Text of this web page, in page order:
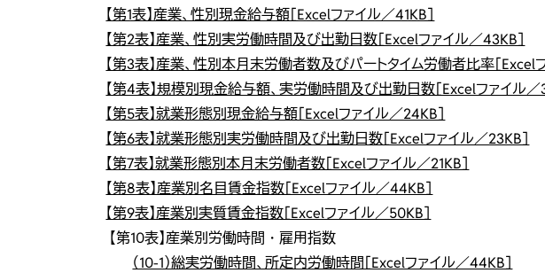
【第1表】産業、性別現金給与額［Excelファイル／41KB］
【第2表】産業、性別実労働時間及び出勤日数［Excelファイル／43KB］
【第3表】産業、性別本月末労働者数及びパートタイム労働者比率［Excel
【第4表】規模別現金給与額、実労働時間及び出勤日数［Excelファイル／
【第5表】就業形態別現金給与額［Excelファイル／24KB］
【第6表】就業形態別実労働時間及び出勤日数［Excelファイル／23KB］
【第7表】就業形態別本月末労働者数［Excelファイル／21KB］
【第8表】産業別名目賃金指数［Excelファイル／44KB］
【第9表】産業別実質賃金指数［Excelファイル／50KB］
【第10表】産業別労働時間・雇用指数
（10-1）総実労働時間、所定内労働時間［Excelファイル／44KB］